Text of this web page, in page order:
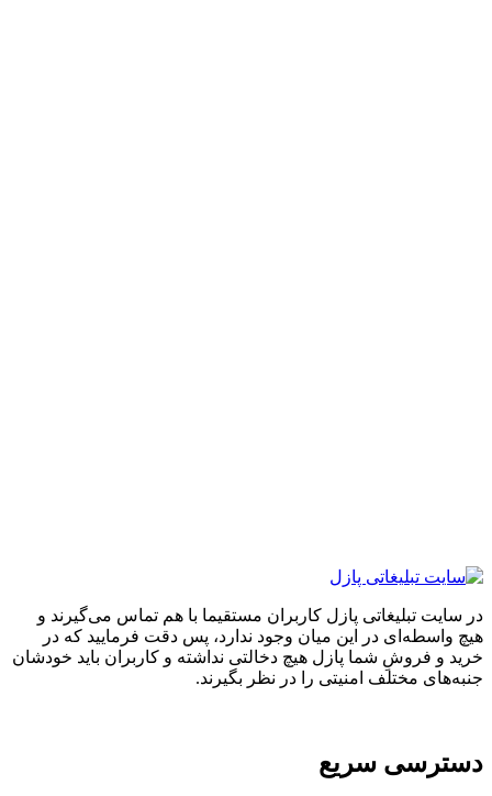
تبلیغاتی پازل کاربران مستقیما با هم تماس می‌گیرند و
در این میان وجود ندارد، پس دقت فرمایید که در
و فروشِ شما پازل هیچ دخالتی نداشته و کاربران باید خودشان
مختلف امنیتی را در نظر بگیرند.
سریع